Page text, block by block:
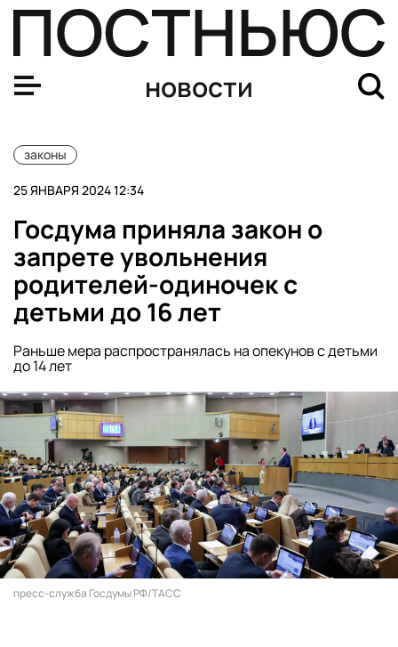
новости
законы
25 ЯНВАРЯ 2024 12:34
Госдума приняла закон о
запрете увольнения
родителей-одиночек с
детьми до 16 лет
Раньше мера распространялась на опекунов с детьми
до 14 лет
пресс-служба Госдумы РФ/ТАСС
Минюст признал лозунг «Слава Украине» нацистским